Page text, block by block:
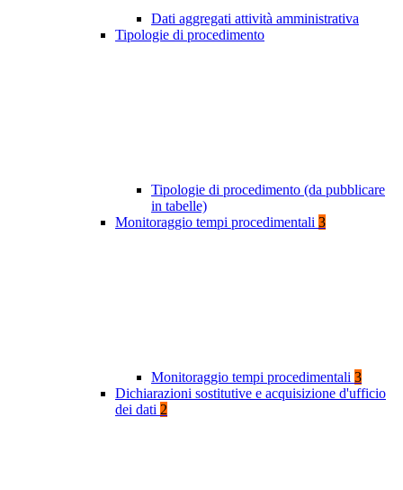
Dati aggregati attività amministrativa
Tipologie di procedimento
Tipologie di procedimento (da pubblicare
in tabelle)
Monitoraggio tempi procedimentali 3
Monitoraggio tempi procedimentali 3
Dichiarazioni sostitutive e acquisizione d'ufficio
dei dati 2